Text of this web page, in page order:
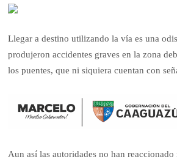
Llegar a destino utilizando la vía es una
produjeron accidentes graves en la zona
los puentes, que ni siquiera cuentan con
Aun así las autoridades no han